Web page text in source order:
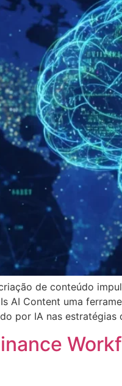
de conteúdo
AI Content uma
por IA nas